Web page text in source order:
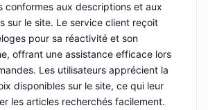
conformes aux descriptions et aux
sur le site. Le service client reçoit
pour sa réactivité et son
offrant une assistance efficace lors
Les utilisateurs apprécient la
disponibles sur le site, ce qui leur
les articles recherchés facilement.